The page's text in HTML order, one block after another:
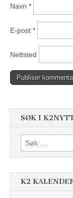
Navn *
E-post *
Nettsted
SØK I
Søk
etter:
K2